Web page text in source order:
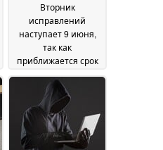
Вторник
исправлений
наступает 9 июня,
так как
приближается срок
Boot04 June 2026